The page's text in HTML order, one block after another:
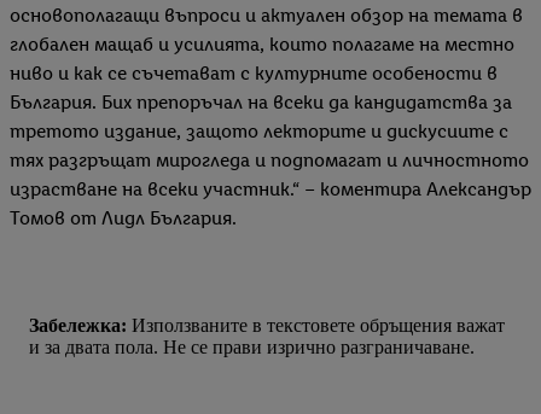
основополагащи въпроси и актуален обзор на темата в
глобален мащаб и усилията, които полагаме на местно
ниво и как се съчетават с културните особености в
България. Бих препоръчал на всеки да кандидатства за
третото издание, защото лекторите и дискусиите с
тях разгръщат мирогледа и подпомагат и личностното
израстване на всеки участник.“ ­– коментира Александър
Томов от Лидл България.
Забележка: Използваните в текстовете обръщения важат
и за двата пола. Не се прави изрично разграничаване.